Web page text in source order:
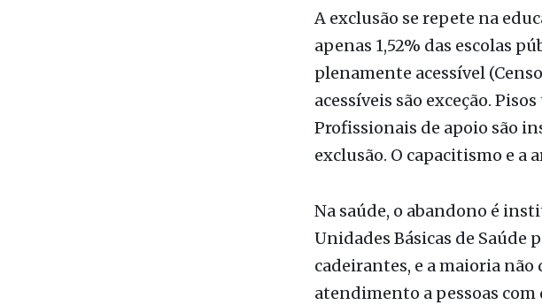
plenamente acessível
acessíveis são exceção.
Profissionais de apoio são
exclusão. O capacitismo e
Na saúde, o abandono é
cadeirantes, e a maioria não
atendimento a pessoas
da Saúde, 2023). O acesso
pessoas com deficiência